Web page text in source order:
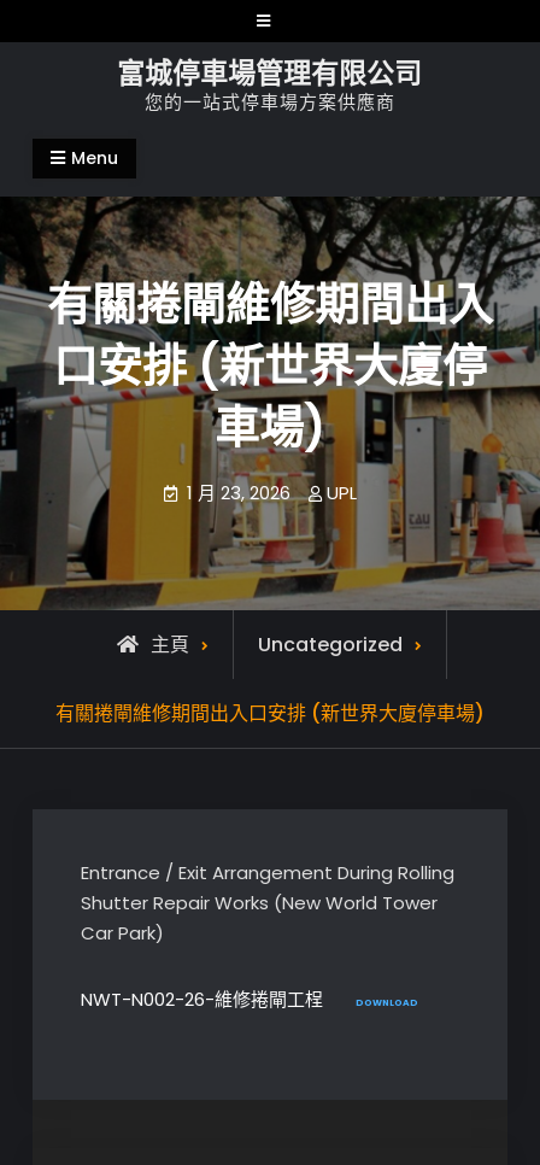
to
富城停車場管理有限公司
您的一站式停車場方案供應商
Menu
有關捲閘維修期間出入
口安排 (新世界大廈停
車場)
1 月 23, 2026 UPL
主頁 Uncategorized
有關捲閘維修期間出入口安排 (新世界大廈停車場)
Entrance / Exit Arrangement During Rolling
Shutter Repair Works (New World Tower
Car Park)
NWT-N002-26-維修捲閘工桯 DOWNLOAD